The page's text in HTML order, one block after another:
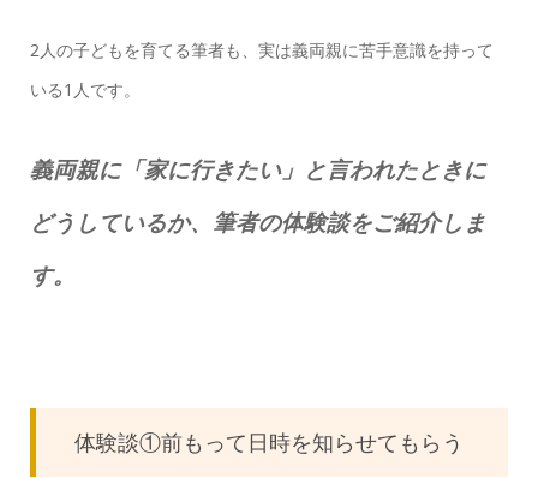
2人の子どもを育てる筆者も、実は義両親に苦手意識を持って
いる1人です。
義両親に「家に行きたい」と言われたときに
どうしているか、筆者の体験談をご紹介しま
す。
体験談①前もって日時を知らせてもらう